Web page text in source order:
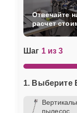
Шаг 1 из 3
1. Выберите
пылесос
Отвечайте
расчет